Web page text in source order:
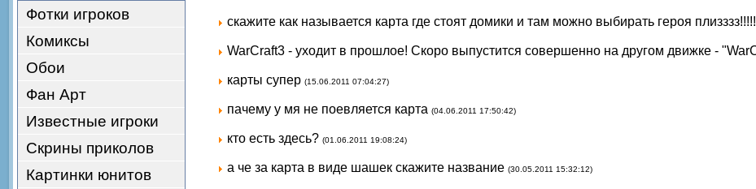
Фотки игроков
Комиксы
Обои
Фан Арт
Известные игроки
Скрины приколов
Картинки юнитов
скажите как называется карта где стоят домики и там можно выбирать героя
WarCraft3 - уходит в прошлое! Скоро выпустится совершенно на другом движке -
карты супер (15.06.2011 07:04:27)
пачему у мя не поевляется карта (04.06.2011 17:50:42)
кто есть здесь? (01.06.2011 19:08:24)
а че за карта в виде шашек скажите название (30.05.2011 15:32:12)